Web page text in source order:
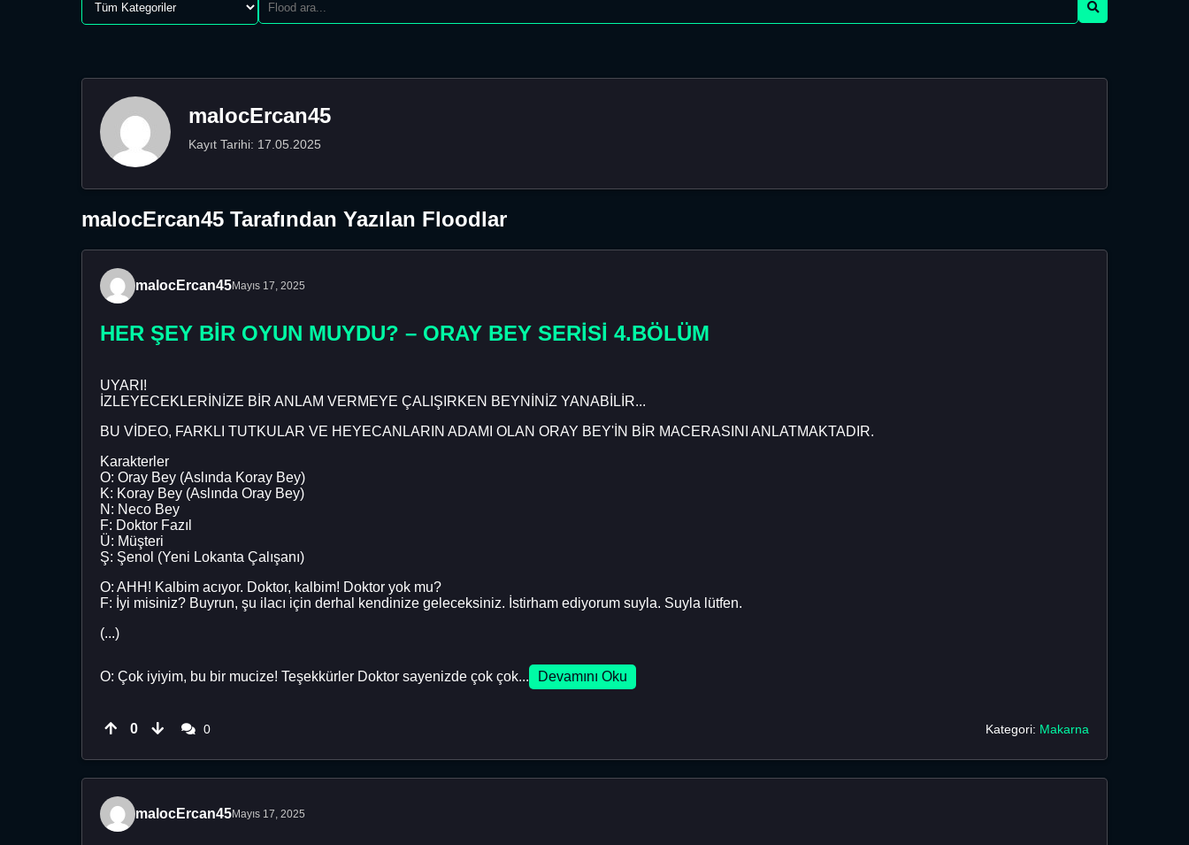
malocErcan45
Kayıt Tarihi: 17.05.2025
malocErcan45 Tarafından Yazılan Floodlar
malocErcan45Mayıs 17, 2025
HER ŞEY BİR OYUN MUYDU? – ORAY BEY SERİSİ 4.BÖLÜM
UYARI!
İZLEYECEKLERİNİZE BİR ANLAM VERMEYE ÇALIŞIRKEN BEYNİNİZ YANABİLİR...
BU VİDEO, FARKLI TUTKULAR VE HEYECANLARIN ADAMI OLAN ORAY BEY'İN BİR MACERASINI ANLATMAKTADIR.
Karakterler
O: Oray Bey (Aslında Koray Bey)
K: Koray Bey (Aslında Oray Bey)
N: Neco Bey
F: Doktor Fazıl
Ü: Müşteri
Ş: Şenol (Yeni Lokanta Çalışanı)
O: AHH! Kalbim acıyor. Doktor, kalbim! Doktor yok mu?
F: İyi misiniz? Buyrun, şu ilacı için derhal kendinize geleceksiniz. İstirham ediyorum suyla. Suyla lütfen.
(...)
O: Çok iyiyim, bu bir mucize! Teşekkürler Doktor sayenizde çok çok... Devamını Oku
0 0 Kategori: Makarna
malocErcan45Mayıs 17, 2025